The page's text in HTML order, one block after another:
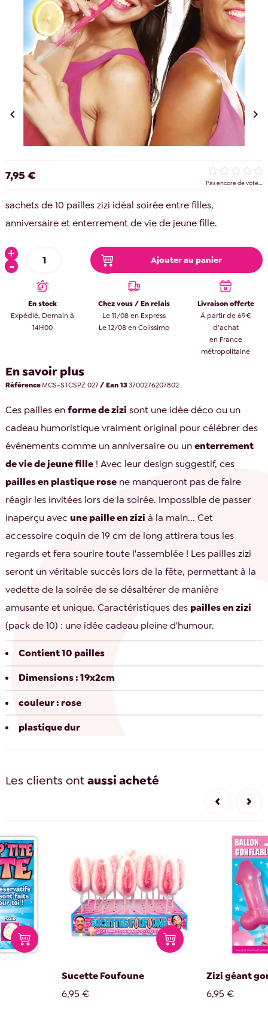
 
7,95 €
Pas encore de vote...
sachets de 10 pailles zizi idéal soirée entre filles,
anniversaire et enterrement de vie de jeune fille.
Ajouter au panier
En stock
Expédié, Demain à
14H00
Chez vous / En relais
Le 11/08 en Express
Le 12/08 en Colissimo
Livraison offerte
À partir de 69€
d’achat
en France
métropolitaine
En savoir plus
RéférenceMCS-STCSPZ 027/ Ean 133700276207802
Ces pailles enforme de zizi sont une idée déco ou un
cadeau humoristique vraiment original pour célébrer des
événements comme un anniversaire ou unenterrement
de vie de jeune fille ! Avec leur design suggestif, ces
pailles en plastique rose ne manqueront pas de faire
réagir les invitées lors de la soirée. Impossible de passer
inaperçu avecune paille en zizi à la main... Cet
accessoire coquin de 19 cm de long attirera tous les
regards et fera sourire toute l'assemblée ! Les pailles zizi
seront un véritable succès lors de la fête, permettant à la
vedette de la soirée de se désaltérer de manière
amusante et unique. Caractéristiques des pailles en zizi
(pack de 10) : une idée cadeau pleine d'humour.
Contient 10 pailles
Dimensions : 19x2cm
couleur : rose
plastique dur
Les clients ontaussi acheté
Sucette Foufoune
6,95 €
Zizi géant
6,95 €